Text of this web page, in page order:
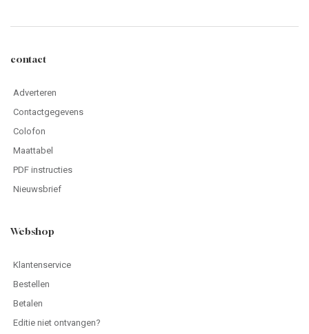
contact
Adverteren
Contactgegevens
Colofon
Maattabel
PDF instructies
Nieuwsbrief
Webshop
Klantenservice
Bestellen
Betalen
Editie niet ontvangen?